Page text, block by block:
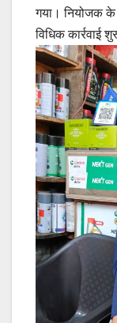
गया। नियोजक के
विधिक कार्रवाई